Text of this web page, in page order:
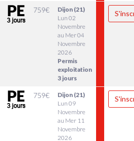
759€
Dijon (21)
Lun 02
Novembre
au Mer 04
Novembre
2026
Permis
exploitation
3 jours
759€
Dijon (21)
Lun 09
Novembre
au Mer 11
Novembre
2026